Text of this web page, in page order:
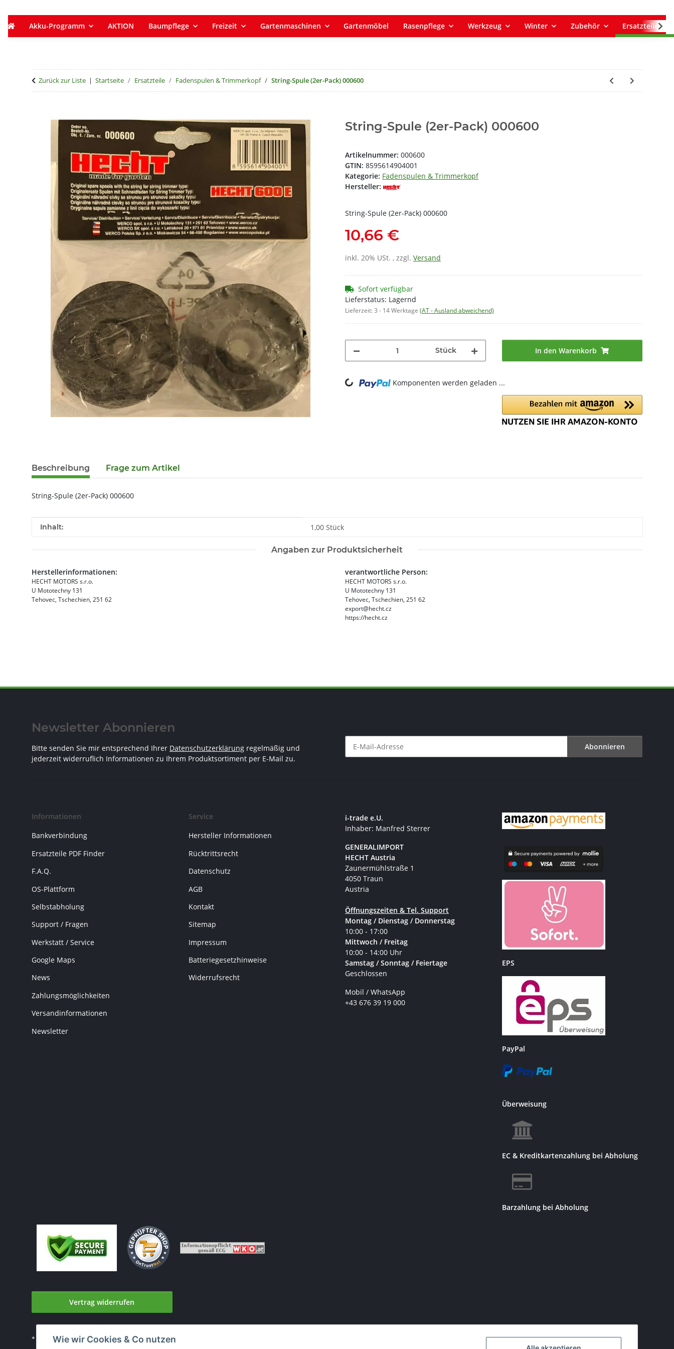
Wie wir Cookies & Co nutzen
Akku-Programm AKTION Baumpflege Freizeit Gartenmaschinen Gartenmöbel Rasenpflege Werkzeug Winter Zubehör Ersatzteile
Zurück zur Liste Startseite Ersatzteile Fadenspulen & Trimmerkopf String-Spule (2er-Pack) 000600
String-Spule (2er-Pack) 000600
Artikelnummer: 000600
GTIN: 8595614904001
Kategorie: Fadenspulen & Trimmerkopf
Hersteller:
String-Spule (2er-Pack) 000600
10,66 €
inkl. 20% USt. , zzgl. Versand
Sofort verfügbar
Lieferstatus: Lagernd
Lieferzeit:3 - 14 Werktage (AT - Ausland abweichend)
Stück In den Warenkorb
Loading... Komponenten werden geladen ...
Beschreibung Frage zum Artikel
String-Spule (2er-Pack) 000600
Produkteigenschaft
Wert
Inhalt: 1,00 Stück
Angaben zur Produktsicherheit
Herstellerinformationen:
HECHT MOTORS s.r.o.
U Mototechny 131
Tehovec, Tschechien, 251 62
verantwortliche Person:
HECHT MOTORS s.r.o.
U Mototechny 131
Tehovec, Tschechien, 251 62
export@hecht.cz
https://hecht.cz
Newsletter Abonnieren
Bitte senden Sie mir entsprechend Ihrer Datenschutzerklärung regelmäßig und
jederzeit widerruflich Informationen zu Ihrem Produktsortiment per E-Mail zu.
Abonnieren
Informationen
Bankverbindung
Ersatzteile PDF Finder
F.A.Q.
OS-Plattform
Selbstabholung
Support / Fragen
Werkstatt / Service
Google Maps
News
Zahlungsmöglichkeiten
Versandinformationen
Newsletter
Service
Hersteller Informationen
Rücktrittsrecht
Datenschutz
AGB
Kontakt
Sitemap
Impressum
Batteriegesetzhinweise
Widerrufsrecht
i-trade e.U.
Inhaber: Manfred Sterrer
GENERALIMPORT
HECHT Austria
Zaunermühlstraße 1
4050 Traun
Austria
Öffnungszeiten & Tel. Support
Montag / Dienstag / Donnerstag
10:00 - 17:00
Mittwoch / Freitag
10:00 - 14:00 Uhr
Samstag / Sonntag / Feiertage
Geschlossen
Mobil / WhatsApp
+43 676 39 19 000
EPS
PayPal
Überweisung
EC & Kreditkartenzahlung bei Abholung
Barzahlung bei Abholung
Vertrag widerrufen
* Alle Preise inkl. gesetzlicher USt., zzgl. Versand